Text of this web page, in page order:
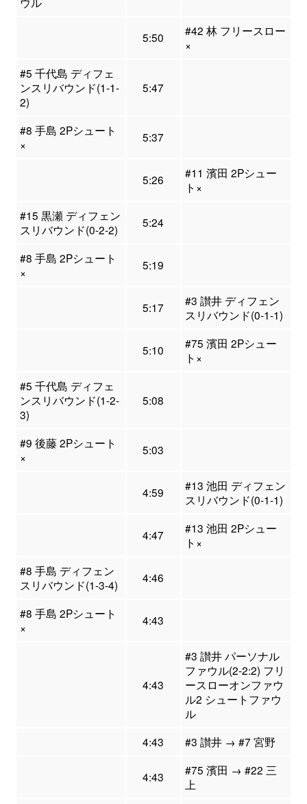
5:50
#42 林 フリースロー
×
#5 千代島 ディフェ
ンスリバウンド(1-1-
2)
5:47
#8 手島 2Pシュート
×
5:37
5:26
#11 濱田 2Pシュー
ト×
#15 黒瀬 ディフェン
スリバウンド(0-2-2)
5:24
#8 手島 2Pシュート
×
5:19
5:17
#3 讃井 ディフェン
スリバウンド(0-1-1)
5:10
#75 濱田 2Pシュー
ト×
#5 千代島 ディフェ
ンスリバウンド(1-2-
3)
5:08
#9 後藤 2Pシュート
×
5:03
4:59
#13 池田 ディフェン
スリバウンド(0-1-1)
4:47
#13 池田 2Pシュー
ト×
#8 手島 ディフェン
スリバウンド(1-3-4)
4:46
#8 手島 2Pシュート
×
4:43
4:43
#3 讃井 パーソナル
ファウル(2-2:2) フリ
ースローオンファウ
ル2 シュートファウ
ル
4:43
#3 讃井 → #7 宮野
4:43
#75 濱田 → #22 三
上